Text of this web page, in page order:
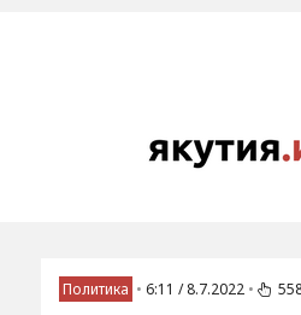
Политика • 6:11 / 8.7.2022 •